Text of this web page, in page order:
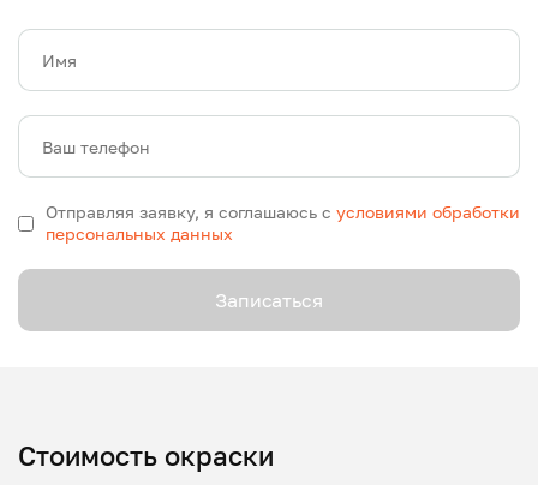
Имя
Ваш телефон
Отправляя заявку, я соглашаюсь с условиями обработки
персональных данных
Записаться
Стоимость окраски